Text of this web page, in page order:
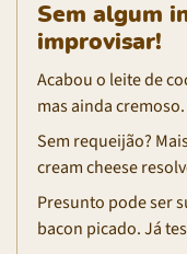
Sem algum
improvisar!
Acabou o leite de
mas ainda cremoso.
Sem requeijão?
cream cheese
Presunto pode ser
bacon picado. Já